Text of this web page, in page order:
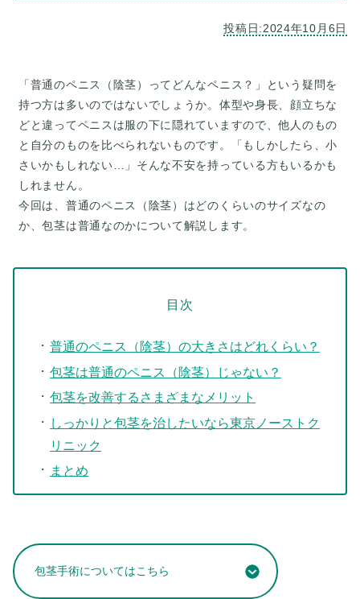
「普通のペニス（陰茎）ってどんなペニス？」という疑問を
持つ方は多いのではないでしょうか。体型や身長、顔立ちな
どと違ってペニスは服の下に隠れていますので、他人のもの
と自分のものを比べられないものです。「もしかしたら、小
さいかもしれない…」そんな不安を持っている方もいるかも
しれません。
今回は、普通のペニス（陰茎）はどのくらいのサイズなの
目次
普通のペニス（陰茎）の大きさはどれくらい？
包茎は普通のペニス（陰茎）じゃない？
包茎を改善するさまざまなメリット
しっかりと包茎を治したいなら東京ノーストク
リニック
まとめ
包茎手術についてはこちら